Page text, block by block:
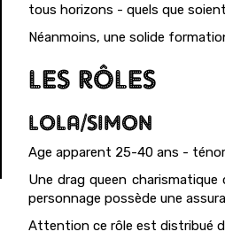
tous horizons - quels que
Néanmoins, une solide
LES RÔLES
LOLA/SIMON
Age apparent 25-40 ans -
Une drag queen
personnage possède une
Attention ce rôle est distribué